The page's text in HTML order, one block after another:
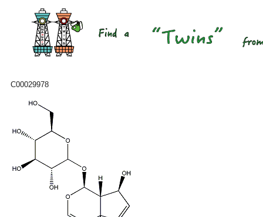
C00029978